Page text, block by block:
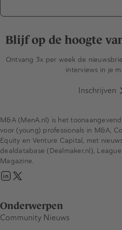
Blijf op de hoogte
Ontvang 3x per week de
interviews in je
Inschrijven
Onderwerpen
Community Nieuws
M&A (MenA.nl) is het
voor (young) professionals in M&A,
Equity en Venture Capital, met
dealdatabase (Dealmaker.nl),
Magazine.